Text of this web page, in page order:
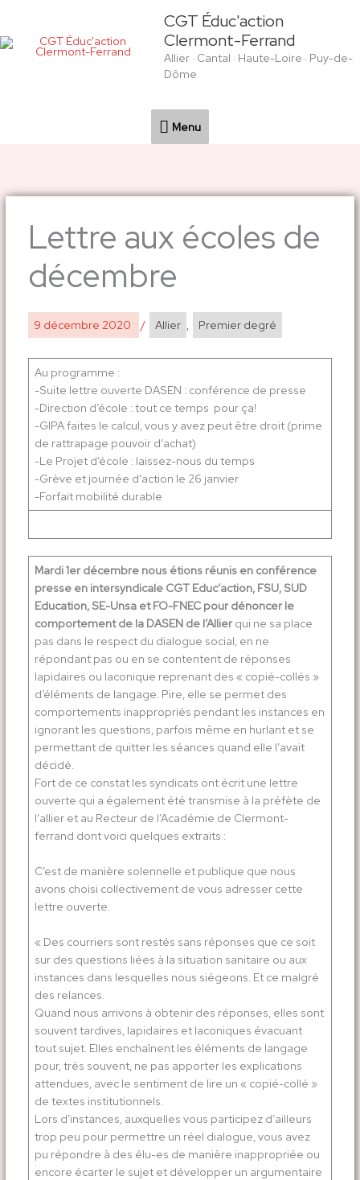
contenu
CGT Éduc'action
Clermont-Ferrand
Allier · Cantal · Haute-Loire · Puy-de-
Dôme
Menu
Menu
Lettre aux écoles de
décembre
9 décembre 2020 / Allier , Premier degré
Au programme :
-Suite lettre ouverte DASEN : conférence de presse
-Direction d’école : tout ce temps pour ça!
-GIPA faites le calcul, vous y avez peut être droit (prime
de rattrapage pouvoir d’achat)
-Le Projet d’école : laissez-nous du temps
-Grève et journée d’action le 26 janvier
-Forfait mobilité durable
Mardi 1er décembre nous étions réunis en conférence
presse en intersyndicale CGT Educ’action, FSU, SUD
Education, SE-Unsa et FO-FNEC pour dénoncer le
comportement de la DASEN de l’Allier qui ne sa place
pas dans le respect du dialogue social, en ne
répondant pas ou en se contentent de réponses
lapidaires ou laconique reprenant des « copié-collés »
d’éléments de langage. Pire, elle se permet des
comportements inappropriés pendant les instances en
ignorant les questions, parfois même en hurlant et se
permettant de quitter les séances quand elle l’avait
décidé.
Fort de ce constat les syndicats ont écrit une lettre
ouverte qui a également été transmise à la préfète de
l’allier et au Recteur de l’Académie de Clermont-
ferrand dont voici quelques extraits :
C’est de manière solennelle et publique que nous
avons choisi collectivement de vous adresser cette
lettre ouverte.
« Des courriers sont restés sans réponses que ce soit
sur des questions liées à la situation sanitaire ou aux
instances dans lesquelles nous siégeons. Et ce malgré
des relances.
Quand nous arrivons à obtenir des réponses, elles sont
souvent tardives, lapidaires et laconiques évacuant
tout sujet. Elles enchaînent les éléments de langage
pour, très souvent, ne pas apporter les explications
attendues, avec le sentiment de lire un « copié-collé »
de textes institutionnels.
Lors d’instances, auxquelles vous participez d’ailleurs
trop peu pour permettre un réel dialogue, vous avez
pu répondre à des élu-es de manière inappropriée ou
encore écarter le sujet et développer un argumentaire